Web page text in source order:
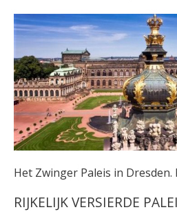
Het Zwinger Paleis in
RIJKELIJK VERSIERDE